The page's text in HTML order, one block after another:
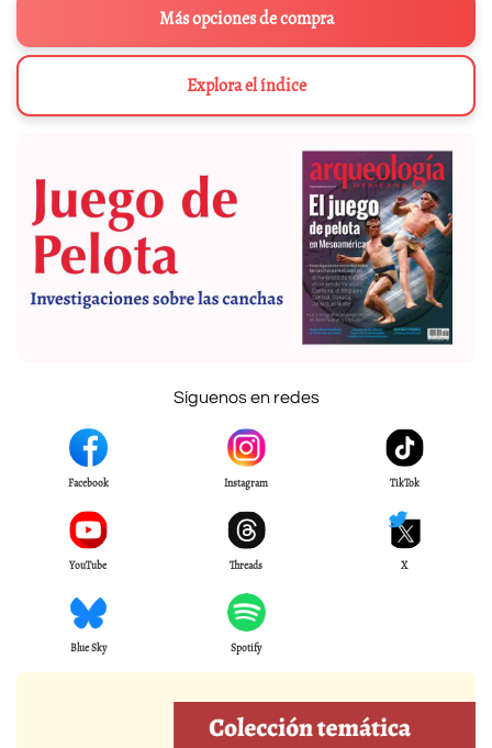
Más opciones de compra
Explora el índice
Síguenos en redes
Facebook Instagram TikTok
YouTube Threads X
Blue Sky Spotify